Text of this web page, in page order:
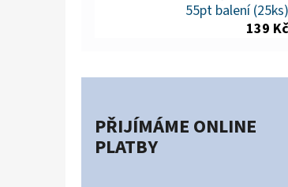
55pt balení (25ks)
139 Kč
PŘIJÍMÁME ONLINE
PLATBY